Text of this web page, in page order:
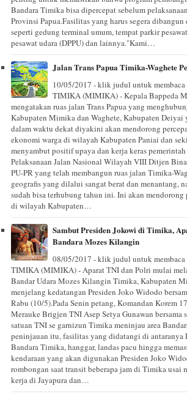
Bandara Timika bisa dipercepat sebelum
Provinsi Papua.Fasilitas yang harus segera
seperti gedung terminal umum, tempat parkir
pesawat udara (DPPU) dan lainnya."Kami…
Jalan Trans Papua Timika-Waghete
10/05/2017 - klik judul untuk membaca
TIMIKA (MIMIKA) - Kepala Bappeda
mengatakan ruas jalan Trans Papua yang
Kabupaten Mimika dan Waghete, Kabupaten Deiyai
dalam waktu dekat diyakini akan mendorong
ekonomi warga di wilayah Kabupaten Paniai dan
menyambut positif upaya dan kerja keras
Pelaksanaan Jalan Nasional Wilayah VIII Ditjen
PU-PR yang telah membangun ruas jalan Timika-
geografis yang dilalui sangat berat dan menantang,
sudah bisa terhubung tahun ini. Ini akan
di wilayah Kabupaten…
Sambut Presiden Jokowi di Timika,
Bandara Mozes Kilangin
08/05/2017 - klik judul untuk membaca
TIMIKA (MIMIKA) - Aparat TNI dan Polri mulai
Bandar Udara Mozes Kilangin Timika, Kabupaten
menjelang kedatangan Presiden Joko Widodo
Rabu (10/5).Pada Senin petang, Komandan Korem
Merauke Brigjen TNI Asep Setya Gunawan bersama
satuan TNI se garnizun Timika meninjau area
peninjauan itu, fasilitas yang didatangi di antaranya
Bandara Timika, hanggar, landas pacu hingga
kendaraan yang akan digunakan Presiden Joko
rombongan saat transit beberapa jam di Timika usai
kerja di Jayapura dan…